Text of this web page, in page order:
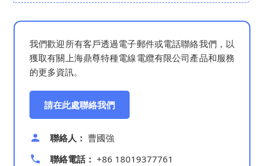
我們歡迎所有客戶透過電子郵件或電話聯絡我們，以
獲取有關上海鼎尊特種電線電纜有限公司產品和服務
的更多資訊。
請在此處聯絡我們
聯絡人： 曹國強
聯絡電話： +86 18019377761